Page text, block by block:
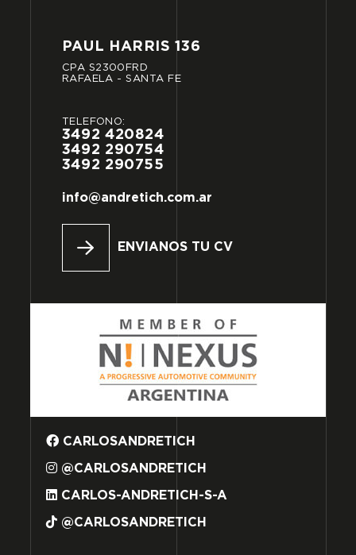
PAUL HARRIS 136
CPA S2300FRD
RAFAELA
- SANTA FE
TELÉFONO:
3492 420824
3492 290754
3492 290755
info@andretich.com.ar
ENVIANOS TU CV
CARLOSANDRETICH
@CARLOSANDRETICH
CARLOS-ANDRETICH-S-A
@CARLOSANDRETICH